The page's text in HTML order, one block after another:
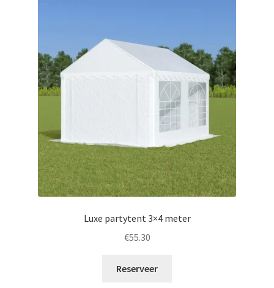
Luxe partytent 3×4 meter
€55.30
Reserveer